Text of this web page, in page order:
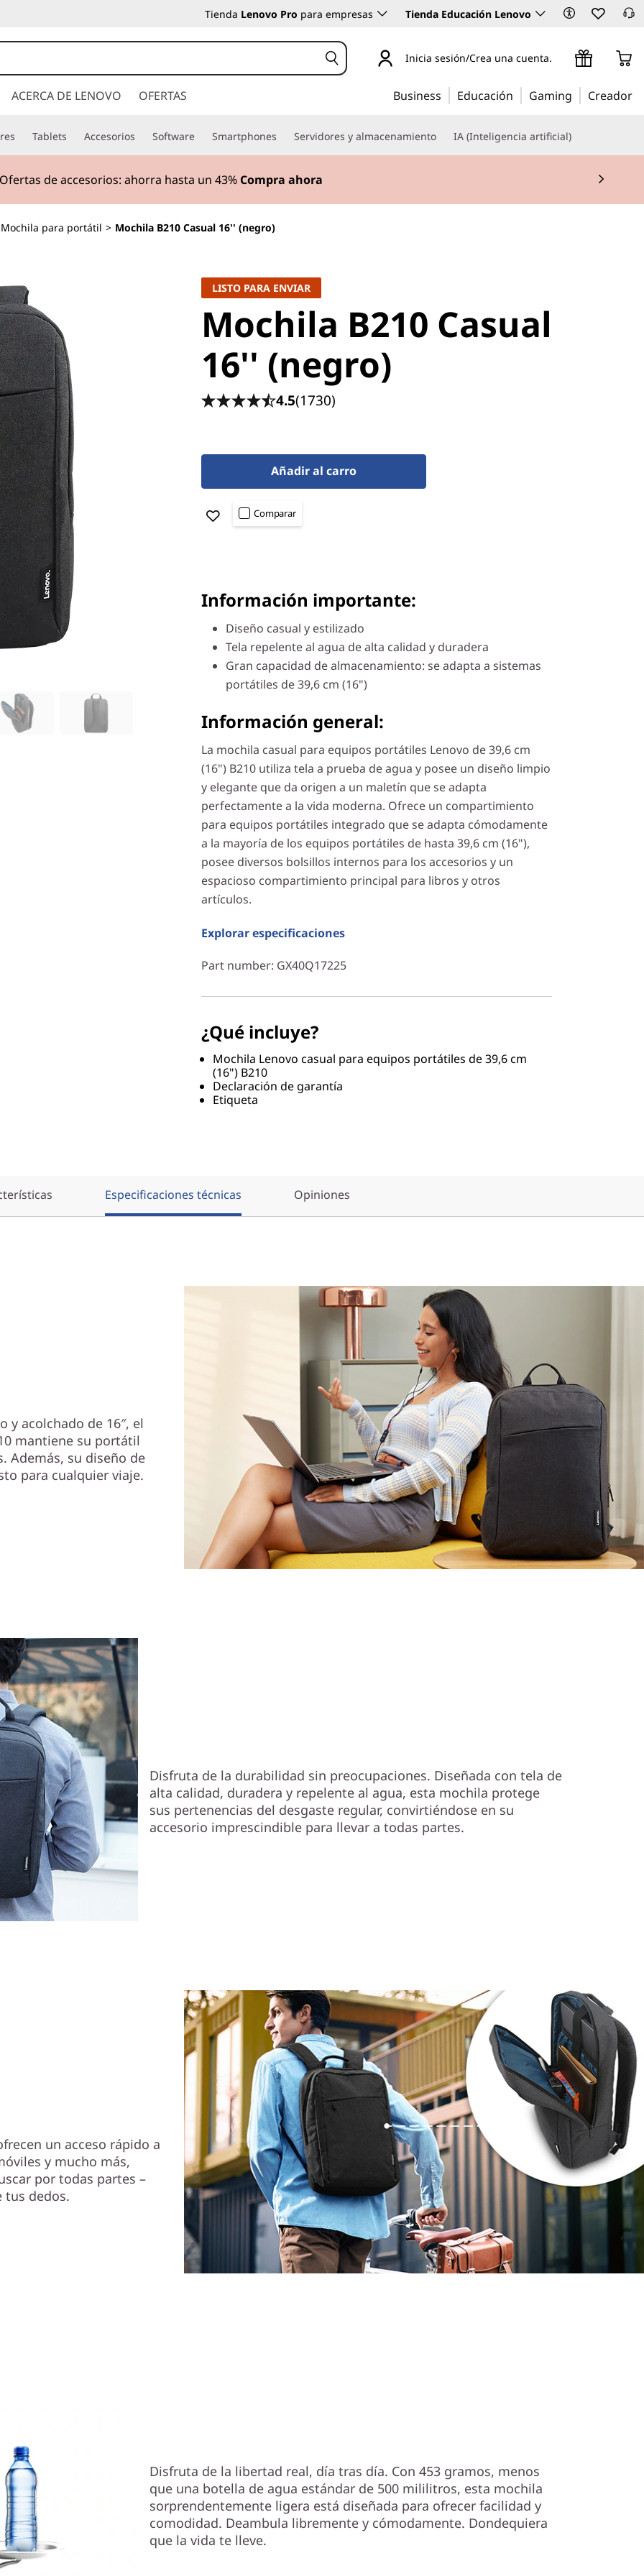
Tienda Lenovo Pro para empresas Tienda Educación Lenovo
Inicia sesión/Crea una cuenta.
ACERCA DE LENOVO OFERTAS Business Educación Gaming Creador
Tablets Accesorios Software Smartphones Servidores y almacenamiento IA (Inteligencia artificial)
Ofertas de accesorios: ahorra hasta un 43% Compra ahora
Mochila para portátil > Mochila B210 Casual 16'' (negro)
LISTO PARA ENVIAR
Mochila B210 Casual
16'' (negro)
4.5(1730)
Añadir al carro
Comparar
Información importante:
Diseño casual y estilizado
Tela repelente al agua de alta calidad y duradera
Gran capacidad de almacenamiento: se adapta a sistemas
portátiles de 39,6 cm (16")
Información general:
La mochila casual para equipos portátiles Lenovo de 39,6 cm
(16") B210 utiliza tela a prueba de agua y posee un diseño limpio
y elegante que da origen a un maletín que se adapta
perfectamente a la vida moderna. Ofrece un compartimiento
para equipos portátiles integrado que se adapta cómodamente
a la mayoría de los equipos portátiles de hasta 39,6 cm (16"),
posee diversos bolsillos internos para los accesorios y un
espacioso compartimiento principal para libros y otros
artículos.
Explorar especificaciones
Part number: GX40Q17225
¿Qué incluye?
Mochila Lenovo casual para equipos portátiles de 39,6 cm
(16") B210
Declaración de garantía
Etiqueta
Especificaciones técnicas Opiniones
acolchado de 16″, el
mantiene su portátil
Además, su diseño de
para cualquier viaje.
Disfruta de la durabilidad sin preocupaciones. Diseñada con tela de
alta calidad, duradera y repelente al agua, esta mochila protege
sus pertenencias del desgaste regular, convirtiéndose en su
accesorio imprescindible para llevar a todas partes.
un acceso rápido a
y mucho más,
por todas partes –
tus dedos.
Disfruta de la libertad real, día tras día. Con 453 gramos, menos
que una botella de agua estándar de 500 mililitros, esta mochila
sorprendentemente ligera está diseñada para ofrecer facilidad y
comodidad. Deambula libremente y cómodamente. Dondequiera
que la vida te lleve.